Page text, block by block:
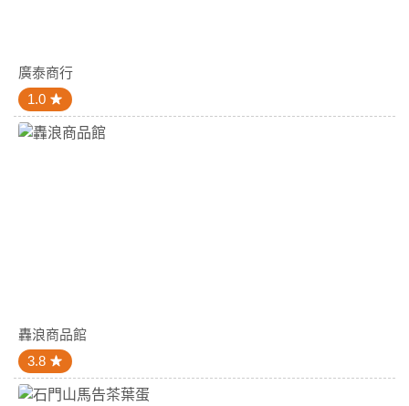
廣泰商行
1.0
轟浪商品館
3.8